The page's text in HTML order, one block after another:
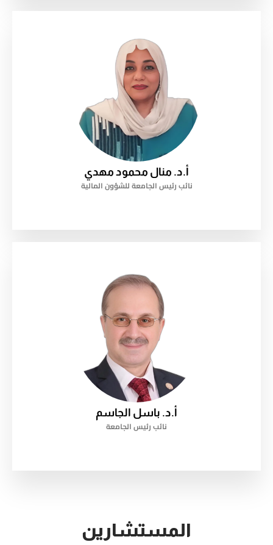
أ.د. منال محمود مهدي
نائب رئيس الجامعة للشؤون المالية
أ.د. باسل الجاسم
نائب رئيس الجامعة
المستشارين